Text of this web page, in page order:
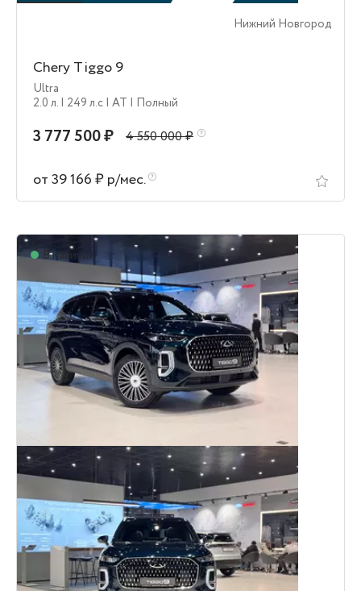
Нижний Новгород
Chery Tiggo 9
Ultra
2.0 л. | 249 л.c | AT | Полный
3 777 500 ₽ 4 550 000 ₽
от 39 166 ₽ р/мес.
В наличии